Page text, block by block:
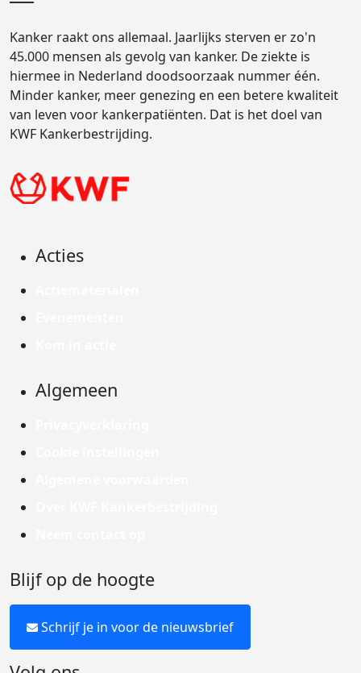
Kanker raakt ons allemaal. Jaarlijks sterven er zo'n
45.000 mensen als gevolg van kanker. De ziekte is
hiermee in Nederland doodsoorzaak nummer één.
Minder kanker, meer genezing en een betere kwaliteit
van leven voor kankerpatiënten. Dat is het doel van
KWF Kankerbestrijding.
Acties
Algemeen
Blijf op de hoogte
Schrijf je in voor de nieuwsbrief